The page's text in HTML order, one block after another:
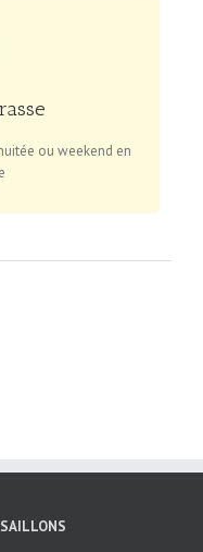
ou weekend en
à la semaine ou à